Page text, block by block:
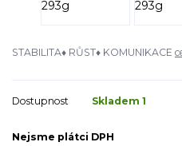
STABILITA♦ RŮST♦ KOMUNIKACE
Dostupnost Skladem 1
Nejsme plátci DPH